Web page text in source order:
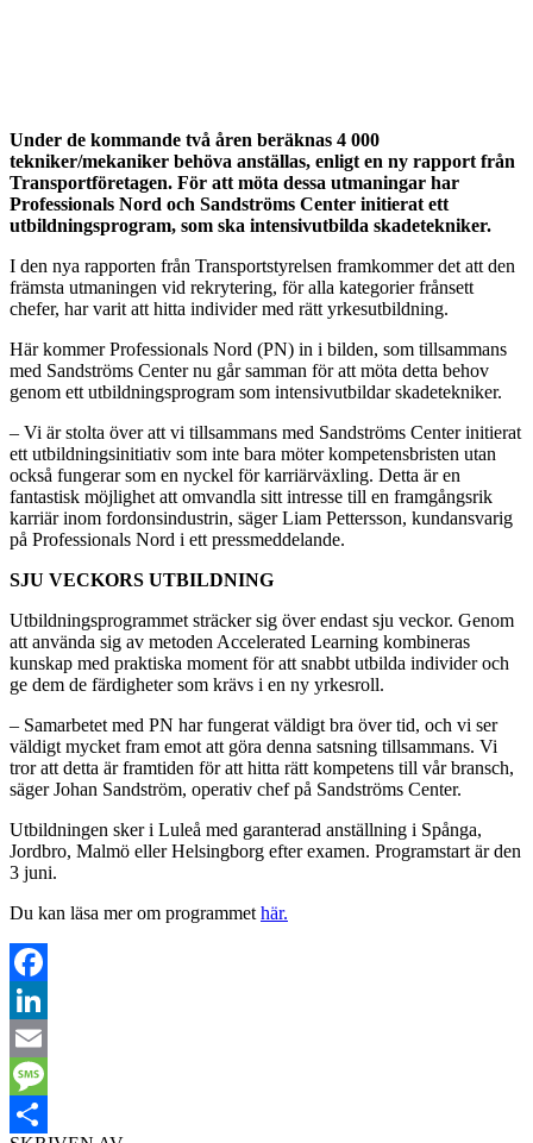
Under de kommande två åren beräknas 4 000
tekniker/mekaniker behöva anställas, enligt en ny rapport från
Transportföretagen. För att möta dessa utmaningar har
Professionals Nord och Sandströms Center initierat ett
utbildningsprogram, som ska intensivutbilda skadetekniker.
I den nya rapporten från Transportstyrelsen framkommer det att den
främsta utmaningen vid rekrytering, för alla kategorier frånsett
chefer, har varit att hitta individer med rätt yrkesutbildning.
Här kommer Professionals Nord (PN) in i bilden, som tillsammans
med Sandströms Center nu går samman för att möta detta behov
genom ett utbildningsprogram som intensivutbildar skadetekniker.
– Vi är stolta över att vi tillsammans med Sandströms Center initierat
ett utbildningsinitiativ som inte bara möter kompetensbristen utan
också fungerar som en nyckel för karriärväxling. Detta är en
fantastisk möjlighet att omvandla sitt intresse till en framgångsrik
karriär inom fordonsindustrin, säger Liam Pettersson, kundansvarig
på Professionals Nord i ett pressmeddelande.
SJU VECKORS UTBILDNING
Utbildningsprogrammet sträcker sig över endast sju veckor. Genom
att använda sig av metoden Accelerated Learning kombineras
kunskap med praktiska moment för att snabbt utbilda individer och
ge dem de färdigheter som krävs i en ny yrkesroll.
– Samarbetet med PN har fungerat väldigt bra över tid, och vi ser
väldigt mycket fram emot att göra denna satsning tillsammans. Vi
tror att detta är framtiden för att hitta rätt kompetens till vår bransch,
säger Johan Sandström, operativ chef på Sandströms Center.
Utbildningen sker i Luleå med garanterad anställning i Spånga,
Jordbro, Malmö eller Helsingborg efter examen. Programstart är den
3 juni.
Du kan läsa mer om programmet här.
Facebook
LinkedIn
Email
Message